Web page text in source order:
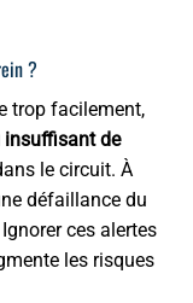
?
trop facilement,
de
le circuit. À
défaillance du
ces alertes
les risques